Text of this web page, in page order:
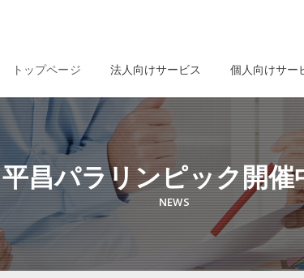
トップページ 法人向けサービス 個人向けサー
平昌パラリンピック開催